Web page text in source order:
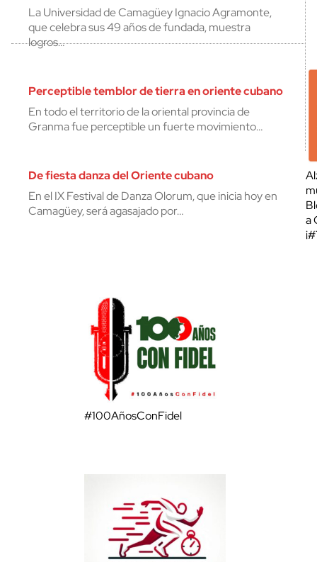
La Universidad de Camagüey Ignacio Agramonte,
que celebra sus 49 años de fundada, muestra
logros…
Perceptible temblor de tierra en oriente cubano
En todo el territorio de la oriental provincia de
Granma fue perceptible un fuerte movimiento…
De fiesta danza del Oriente cubano
En el IX Festival de Danza Olorum, que inicia hoy en
Camagüey, será agasajado por…
a
#100AñosConFidel